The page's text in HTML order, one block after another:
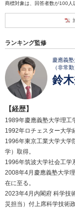
商標対象は、回答者数が100人
ランキング監修
慶應義
（非常勤
鈴
【経歴】
1989年慶應義塾大学理工
1992年ロチェスター大学
1996年東京工業大学大学
学）取得。
1996年筑波大学社会工学
2008年4月慶應義塾大学
在に至る。
2023年4月内閣府 科学技
災担当）付上席科学技術